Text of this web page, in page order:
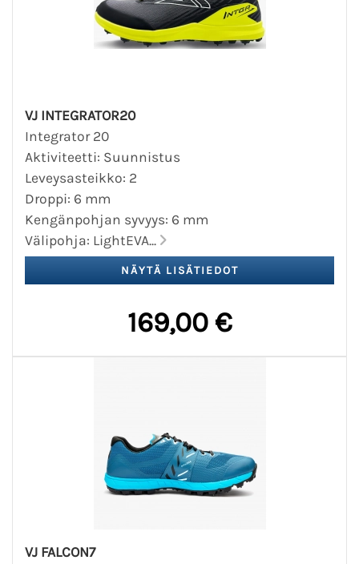
VJ INTEGRATOR20
Integrator 20
Aktiviteetti: Suunnistus
Leveysasteikko: 2
Droppi: 6 mm
Kengänpohjan syvyys: 6 mm
Välipohja: LightEVA...
169,00 €
VJ FALCON7